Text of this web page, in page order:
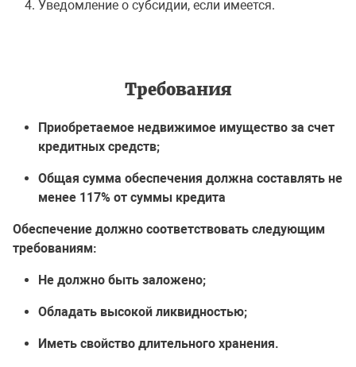
Уведомление о субсидии, если имеется.
Требования
Приобретаемое недвижимое имущество за счет
кредитных средств;
Общая сумма обеспечения должна составлять не
менее 117% от суммы кредита
Обеспечение должно соответствовать следующим
требованиям:
Не должно быть заложено;
Обладать высокой ликвидностью;
Иметь свойство длительного хранения.